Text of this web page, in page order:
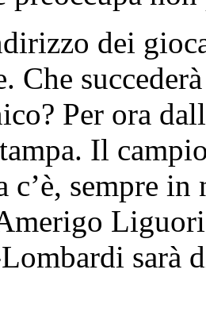
dei
Che
Per ora
Il
c’è, sempre
sarà